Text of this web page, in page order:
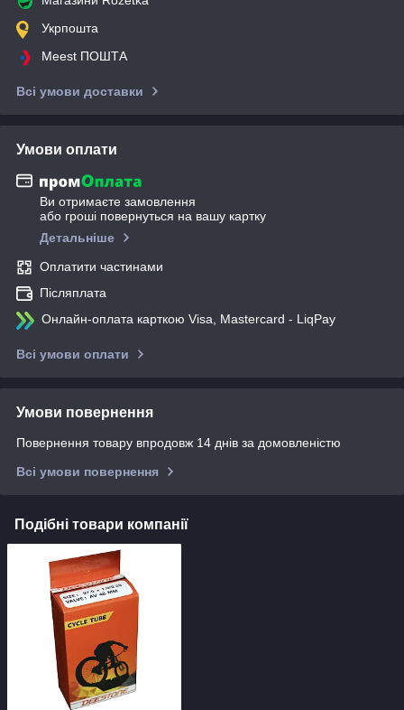
Укрпошта
Meest ПОШТА
Всі умови доставки
Умови оплати
Ви отримаєте замовлення
або гроші повернуться на вашу картку
Детальніше
Оплатити частинами
Післяплата
Онлайн-оплата карткою Visa, Mastercard - LiqPay
Всі умови оплати
Умови повернення
Повернення товару впродовж 14 днів за домовленістю
Всі умови повернення
Подібні товари компанії